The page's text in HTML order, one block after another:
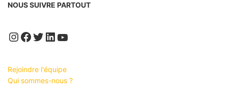
NOUS SUIVRE PARTOUT
Instagram
Facebook
Twitter
LinkedIn
YouTube
Rejoindre l'équipe
Qui sommes-nous ?